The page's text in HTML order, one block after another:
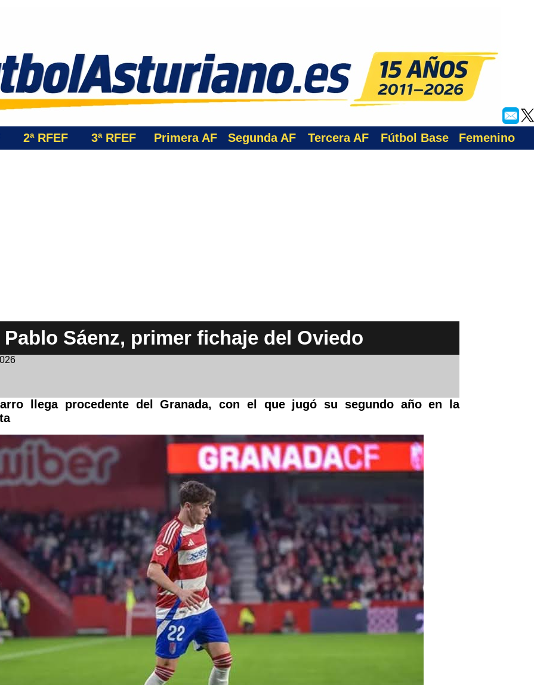
2ª RFEF 3ªRFEF Primera AF Segunda AF Tercera AF Fútbol Base Femenino
Pablo Sáenz, primer fichaje del Oviedo
llega procedente del Granada, con el que jugó su segundo año en la